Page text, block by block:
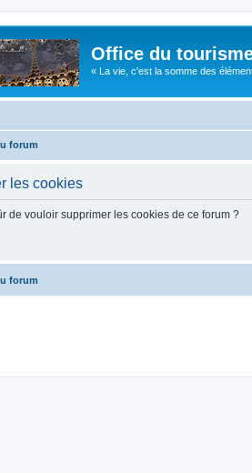
Office du
« La vie, c'est la somme des
forum
les cookies
de vouloir supprimer les cookies de ce forum ?
forum